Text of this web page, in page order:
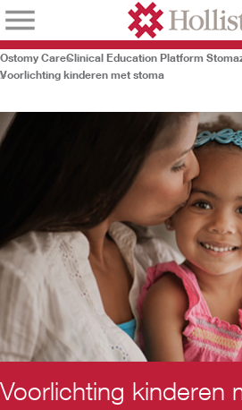
Ostomy CareClinical Education Platform
Voorlichting kinderen met stoma
Voorlichting kinderen